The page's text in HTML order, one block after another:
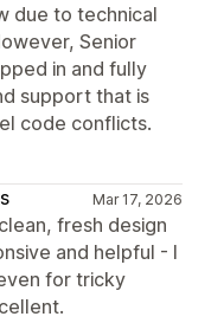
due to technical
Senior
in and fully
support that is
code conflicts.
Mar 17, 2026
fresh design
and helpful - I
for tricky